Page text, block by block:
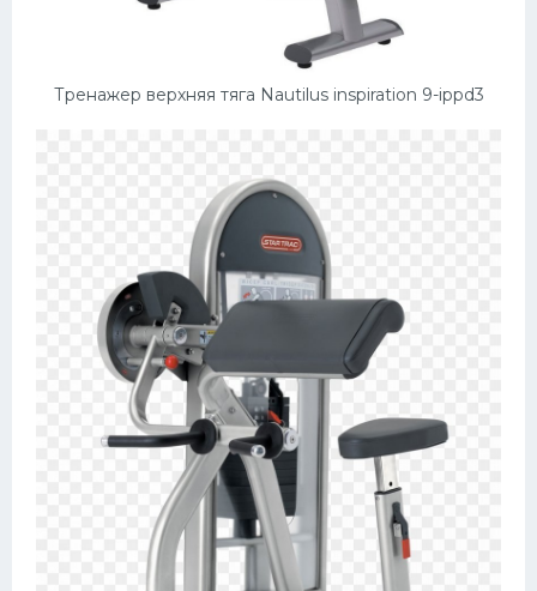
Тренажер верхняя тяга Nautilus inspiration 9-ippd3